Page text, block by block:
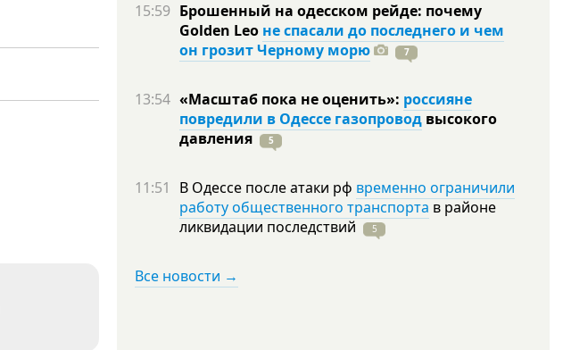
15:59 Брошенный на одесском рейде: почему
Golden Leo не спасали до последнего и чем
он грозит Черному морю
7
13:54 «Масштаб пока не оценить»: россияне
повредили в Одессе газопровод высокого
давления
5
11:51 В Одессе после атаки рф временно ограничили
работу общественного транспорта в районе
ликвидации последствий 5
Все новости →